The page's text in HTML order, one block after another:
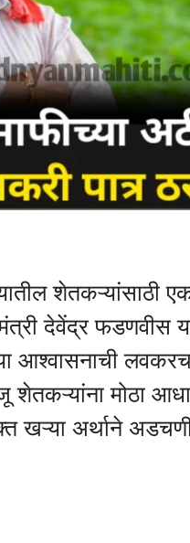
शेतकऱ्यांसाठी एक
देवेंद्र फडणवीस
आश्वासनाची
मोठा
खऱ्या अर्थाने